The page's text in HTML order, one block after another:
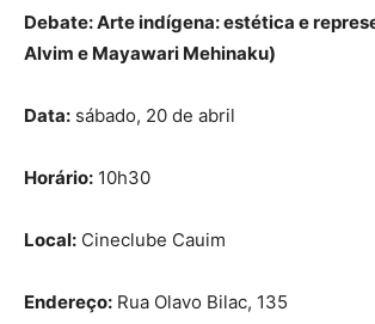
Debate: Arte indígena: estética e
Alvim e Mayawari Mehinaku)
Data: sábado, 20 de abril
Horário: 10h30
Local: Cineclube Cauim
Endereço: Rua Olavo Bilac, 135